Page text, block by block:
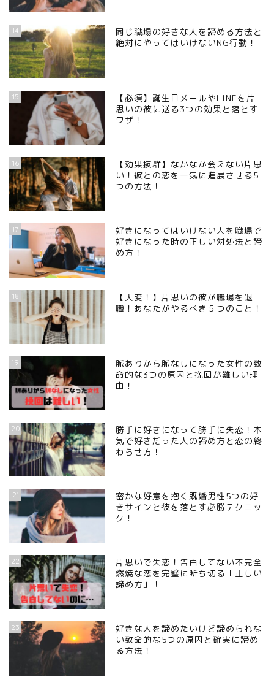
14
同じ職場の好きな人を諦める方法と
絶対にやってはいけないNG行動！
15
【必須】誕生日メールやLINEを片
思いの彼に送る3つの効果と落とす
ワザ！
16
【効果抜群】なかなか会えない片思
い！彼との恋を一気に進展させる5
つの方法！
17
好きになってはいけない人を職場で
好きになった時の正しい対処法と諦
め方！
18
【大変！】片思いの彼が職場を退
職！あなたがやるべき５つのこと！
19
脈ありから脈なしになった女性の致
命的な3つの原因と挽回が難しい理
由！
20
勝手に好きになって勝手に失恋！本
気で好きだった人の諦め方と恋の終
わらせ方！
21
密かな好意を抱く既婚男性5つの好
きサインと彼を落とす必勝テクニッ
ク！
22
片思いで失恋！告白してない不完全
燃焼な恋を完璧に断ち切る「正しい
諦め方」！
23
好きな人を諦めたいけど諦められな
い致命的な5つの原因と確実に諦め
る方法！